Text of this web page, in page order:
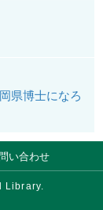
県博士になろ
い合わせ
Library.